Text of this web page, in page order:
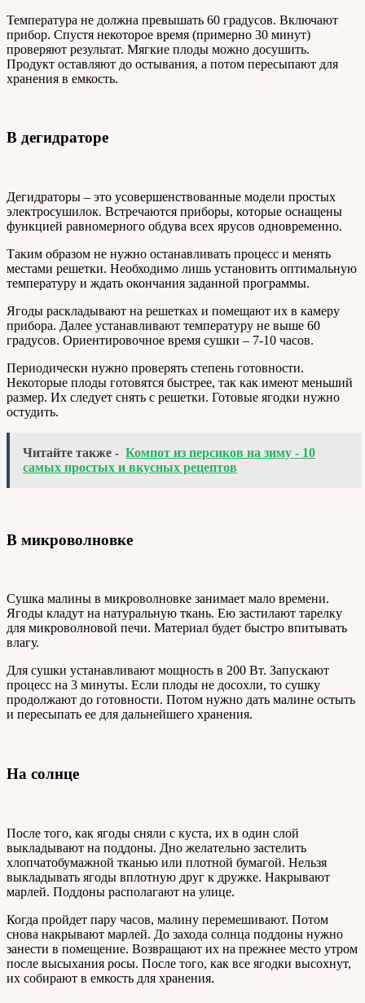
Температура не должна превышать 60 градусов. Включают
прибор. Спустя некоторое время (примерно 30 минут)
проверяют результат. Мягкие плоды можно досушить.
Продукт оставляют до остывания, а потом пересыпают для
хранения в емкость.
В дегидраторе
Дегидраторы – это усовершенствованные модели простых
электросушилок. Встречаются приборы, которые оснащены
функцией равномерного обдува всех ярусов одновременно.
Таким образом не нужно останавливать процесс и менять
местами решетки. Необходимо лишь установить оптимальную
температуру и ждать окончания заданной программы.
Ягоды раскладывают на решетках и помещают их в камеру
прибора. Далее устанавливают температуру не выше 60
градусов. Ориентировочное время сушки – 7-10 часов.
Периодически нужно проверять степень готовности.
Некоторые плоды готовятся быстрее, так как имеют меньший
размер. Их следует снять с решетки. Готовые ягодки нужно
остудить.
Читайте также - Компот из персиков на зиму - 10
самых простых и вкусных рецептов
В микроволновке
Сушка малины в микроволновке занимает мало времени.
Ягоды кладут на натуральную ткань. Ею застилают тарелку
для микроволновой печи. Материал будет быстро впитывать
влагу.
Для сушки устанавливают мощность в 200 Вт. Запускают
процесс на 3 минуты. Если плоды не досохли, то сушку
продолжают до готовности. Потом нужно дать малине остыть
и пересыпать ее для дальнейшего хранения.
На солнце
После того, как ягоды сняли с куста, их в один слой
выкладывают на поддоны. Дно желательно застелить
хлопчатобумажной тканью или плотной бумагой. Нельзя
выкладывать ягоды вплотную друг к дружке. Накрывают
марлей. Поддоны располагают на улице.
Когда пройдет пару часов, малину перемешивают. Потом
снова накрывают марлей. До захода солнца поддоны нужно
занести в помещение. Возвращают их на прежнее место утром
после высыхания росы. После того, как все ягодки высохнут,
их собирают в емкость для хранения.